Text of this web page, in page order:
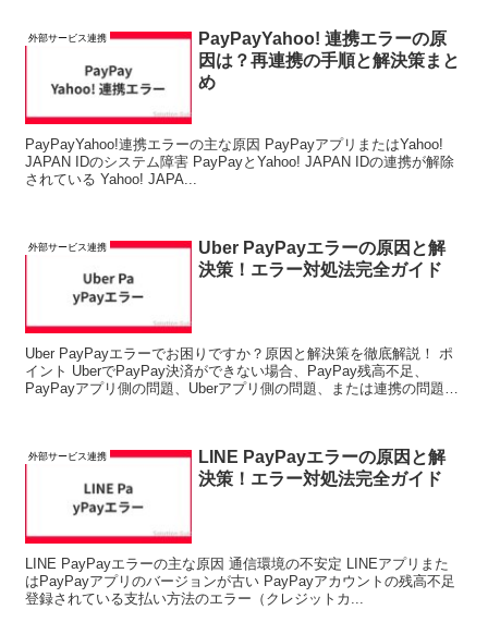
外部サービス連携
PayPayYahoo! 連携エラーの原
因は？再連携の手順と解決策まと
め
PayPayYahoo!連携エラーの主な原因 PayPayアプリまたはYahoo!
JAPAN IDのシステム障害 PayPayとYahoo! JAPAN IDの連携が解除
されている Yahoo! JAPA...
外部サービス連携
Uber PayPayエラーの原因と解
決策！エラー対処法完全ガイド
Uber PayPayエラーでお困りですか？原因と解決策を徹底解説！ ポ
イント UberでPayPay決済ができない場合、PayPay残高不足、
PayPayアプリ側の問題、Uberアプリ側の問題、または連携の問題が
外部サービス連携
LINE PayPayエラーの原因と解
決策！エラー対処法完全ガイド
LINE PayPayエラーの主な原因 通信環境の不安定 LINEアプリまた
はPayPayアプリのバージョンが古い PayPayアカウントの残高不足
登録されている支払い方法のエラー（クレジットカ...